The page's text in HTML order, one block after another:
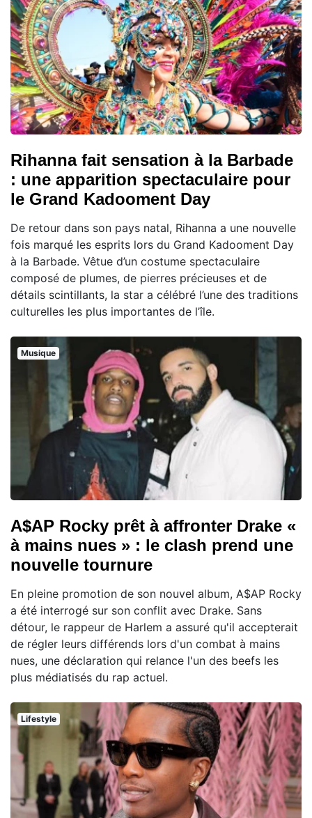
Rihanna fait sensation à la Barbade
: une apparition spectaculaire pour
le Grand Kadooment Day
De retour dans son pays natal, Rihanna a une nouvelle
fois marqué les esprits lors du Grand Kadooment Day
à la Barbade. Vêtue d’un costume spectaculaire
composé de plumes, de pierres précieuses et de
détails scintillants, la star a célébré l’une des traditions
culturelles les plus importantes de l’île.
Musique
A$AP Rocky prêt à affronter Drake «
à mains nues » : le clash prend une
nouvelle tournure
En pleine promotion de son nouvel album, A$AP Rocky
a été interrogé sur son conflit avec Drake. Sans
détour, le rappeur de Harlem a assuré qu'il accepterait
de régler leurs différends lors d'un combat à mains
nues, une déclaration qui relance l'un des beefs les
plus médiatisés du rap actuel.
Lifestyle